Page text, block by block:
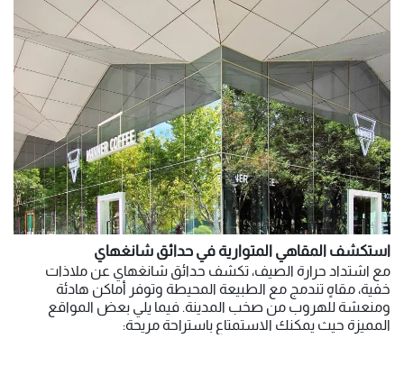
استكشف المقاهي المتوارية في حدائق شانغهاي
مع اشتداد حرارة الصيف، تكشف حدائق شانغهاي عن ملاذات
خفية، مقاهٍ تندمج مع الطبيعة المحيطة وتوفر أماكن هادئة
ومنعشة للهروب من صخب المدينة. فيما يلي بعض المواقع
المميزة حيث يمكنك الاستمتاع باستراحة مريحة: